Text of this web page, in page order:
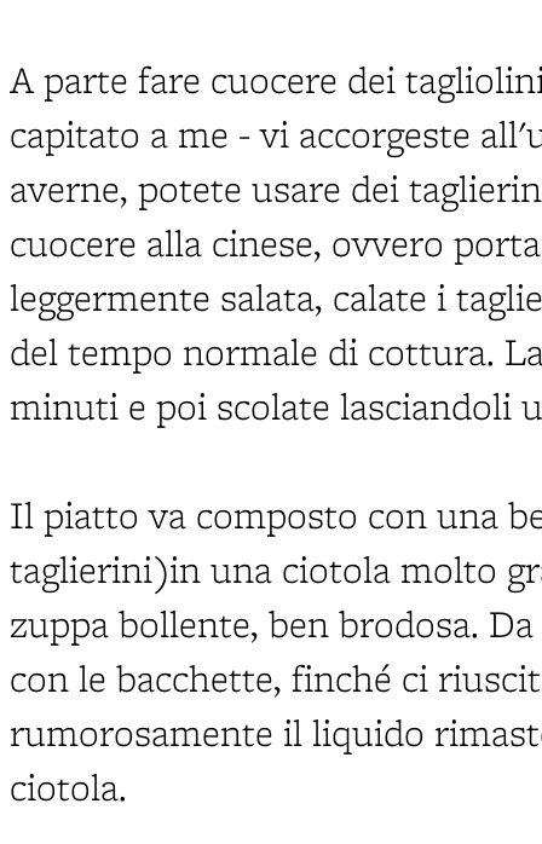
A parte fare cuocere dei
capitato a me - vi accorgeste
averne, potete usare dei
cuocere alla cinese, ovvero
leggermente salata, calate i
del tempo normale di cottura.
minuti e poi scolate lasciandoli
Il piatto va composto con una
taglierini)in una ciotola molto
zuppa bollente, ben brodosa.
con le bacchette, finché ci
rumorosamente il liquido
ciotola.